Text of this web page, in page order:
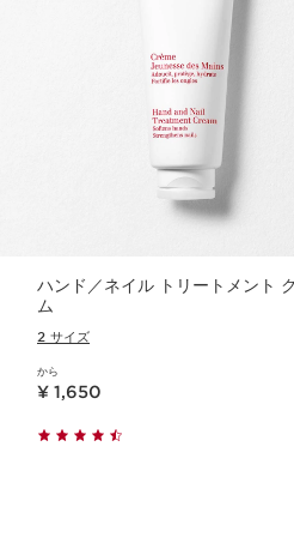
ハンド／ネイル トリートメント
ム
2 サイズ
から
現在表示中の製品の価格 ¥ 1,650
¥ 1,650